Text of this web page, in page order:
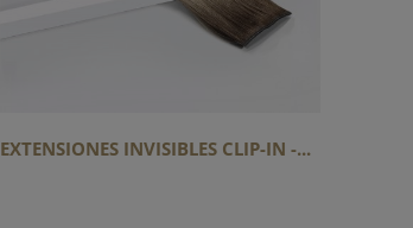
EXTENSIONES INVISIBLES CLIP-IN -...